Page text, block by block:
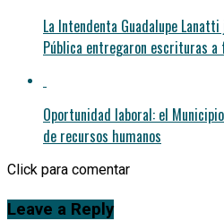
La Intendenta Guadalupe
Pública entregaron escrituras
Oportunidad laboral: el
de recursos humanos
Click para comentar
Leave a Reply